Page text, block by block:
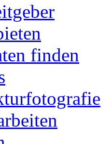
finden